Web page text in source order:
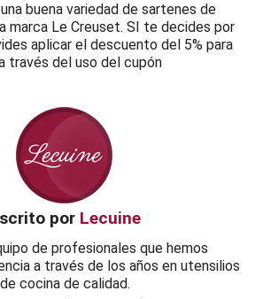
buena variedad de sartenes de
marca Le Creuset. SI te decides por
aplicar el descuento del 5% para
través del uso del cupón
por Lecuine
de profesionales que hemos
a través de los años en utensilios
de cocina de calidad.